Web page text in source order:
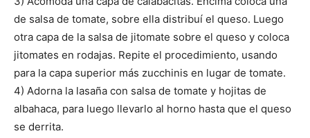
de salsa de tomate, sobre ella distribuí el queso. Luego
otra capa de la salsa de jitomate sobre el queso y coloca
jitomates en rodajas. Repite el procedimiento, usando
para la capa superior más zucchinis en lugar de tomate.
4) Adorna la lasaña con salsa de tomate y hojitas de
albahaca, para luego llevarlo al horno hasta que el queso
se derrita.